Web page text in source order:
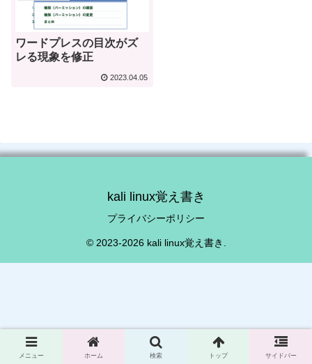
ワードプレスの目次がズ
レる現象を修正
2023.04.05
kali linux覚え書き
プライバシーポリシー
© 2023-2026 kali linux覚え書き.
メニュー ホーム 検索 トップ サイドバー